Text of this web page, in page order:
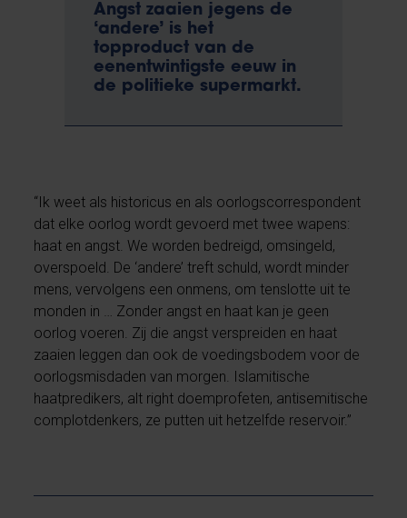
Angst zaaien jegens de
‘andere’ is het
topproduct van de
eenentwintigste eeuw in
de politieke supermarkt.
“Ik weet als historicus en als oorlogscorrespondent
dat elke oorlog wordt gevoerd met twee wapens:
haat en angst. We worden bedreigd, omsingeld,
overspoeld. De ‘andere’ treft schuld, wordt minder
mens, vervolgens een onmens, om tenslotte uit te
monden in … Zonder angst en haat kan je geen
oorlog voeren. Zij die angst verspreiden en haat
zaaien leggen dan ook de voedingsbodem voor de
oorlogsmisdaden van morgen. Islamitische
haatpredikers, alt right doemprofeten, antisemitische
complotdenkers, ze putten uit hetzelfde reservoir.”